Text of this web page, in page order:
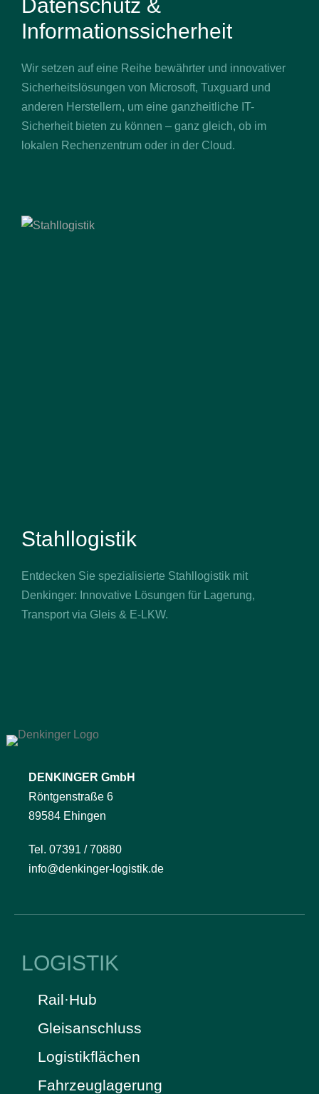
Datenschutz &
Informationssicherheit
Wir setzen auf eine Reihe bewährter und innovativer
Sicherheitslösungen von Microsoft, Tuxguard und
anderen Herstellern, um eine ganzheitliche IT-
Sicherheit bieten zu können – ganz gleich, ob im
lokalen Rechenzentrum oder in der Cloud.
Stahllogistik
Entdecken Sie spezialisierte Stahllogistik mit
Denkinger: Innovative Lösungen für Lagerung,
Transport via Gleis & E-LKW.
DENKINGER GmbH
Röntgenstraße 6
89584 Ehingen
Tel. 07391 / 70880
info@denkinger-logistik.de
LOGISTIK
Rail·Hub
Gleisanschluss
Logistikflächen
Fahrzeuglagerung